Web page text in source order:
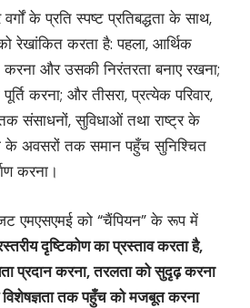
के प्रति स्पष्ट प्रतिबद्धता के साथ,
रेखांकित करता है: पहला, आर्थिक
करना और उसकी निरंतरता बनाए रखना;
करना; और तीसरा, प्रत्येक परिवार,
संसाधनों, सुविधाओं तथा राष्ट्र के
के अवसरों तक समान पहुँच सुनिश्चित
करना।
एमएसएमई को “चैंपियन” के रूप में
दृष्टिकोण का प्रस्ताव करता है,
प्रदान करना, तरलता को सुदृढ़ करना
तक पहुँच को मजबूत करना